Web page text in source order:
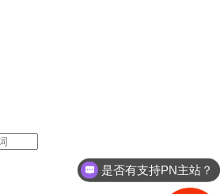
是否有支持PN主站？